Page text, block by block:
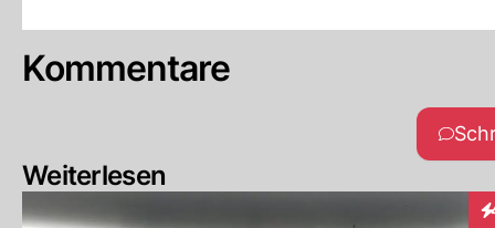
Kommentare
Weiterlesen